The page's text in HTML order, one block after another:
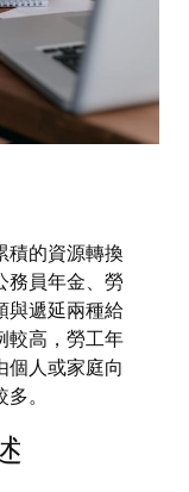
積的資源轉換
務員年金、勞
與遞延兩種給
較高，勞工年
個人或家庭向
。